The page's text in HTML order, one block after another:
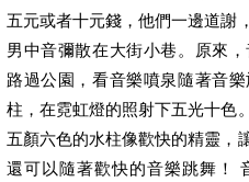
五元或者十元錢，他們一邊道謝
男中音彌散在大街小巷。原來
路過公園，看音樂噴泉隨著音
柱，在霓虹燈的照射下五光十色
五顏六色的水柱像歡快的精靈，
還可以隨著歡快的音樂跳舞！